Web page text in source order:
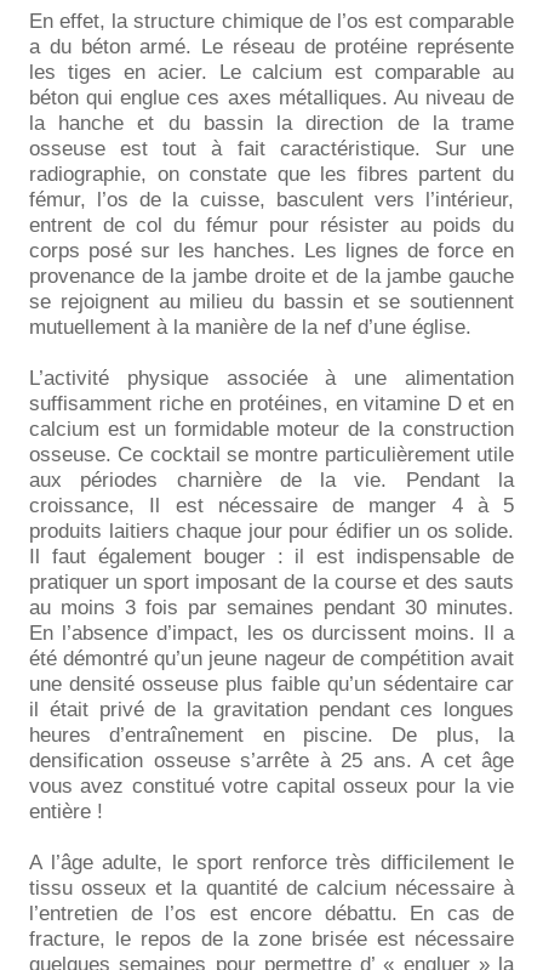
En effet, la structure chimique de l’os est comparable
a du béton armé. Le réseau de protéine représente
les tiges en acier. Le calcium est comparable au
béton qui englue ces axes métalliques. Au niveau de
la hanche et du bassin la direction de la trame
osseuse est tout à fait caractéristique. Sur une
radiographie, on constate que les fibres partent du
fémur, l’os de la cuisse, basculent vers l’intérieur,
entrent de col du fémur pour résister au poids du
corps posé sur les hanches. Les lignes de force en
provenance de la jambe droite et de la jambe gauche
se rejoignent au milieu du bassin et se soutiennent
mutuellement à la manière de la nef d’une église.
L’activité physique associée à une alimentation
suffisamment riche en protéines, en vitamine D et en
calcium est un formidable moteur de la construction
osseuse. Ce cocktail se montre particulièrement utile
aux périodes charnière de la vie. Pendant la
croissance, Il est nécessaire de manger 4 à 5
produits laitiers chaque jour pour édifier un os solide.
Il faut également bouger : il est indispensable de
pratiquer un sport imposant de la course et des sauts
au moins 3 fois par semaines pendant 30 minutes.
En l’absence d’impact, les os durcissent moins. Il a
été démontré qu’un jeune nageur de compétition avait
une densité osseuse plus faible qu’un sédentaire car
il était privé de la gravitation pendant ces longues
heures d’entraînement en piscine. De plus, la
densification osseuse s’arrête à 25 ans. A cet âge
vous avez constitué votre capital osseux pour la vie
entière !
A l’âge adulte, le sport renforce très difficilement le
tissu osseux et la quantité de calcium nécessaire à
l’entretien de l’os est encore débattu. En cas de
fracture, le repos de la zone brisée est nécessaire
quelques semaines pour permettre d’ « engluer » la